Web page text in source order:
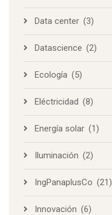
Data center (3)
Datascience (2)
Ecología (5)
Eléctricidad (8)
Energía solar (1)
Iluminación (2)
IngPanaplusCo (21)
Innovación (6)